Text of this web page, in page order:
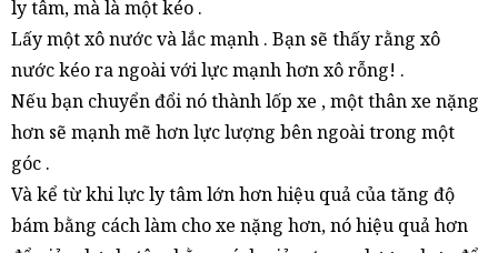
ly tâm, mà là một kéo .
Lấy một xô nước và lắc mạnh . Bạn sẽ thấy rằng xô
nước kéo ra ngoài với lực mạnh hơn xô rỗng! .
Nếu bạn chuyển đổi nó thành lốp xe , một thân xe nặng
hơn sẽ mạnh mẽ hơn lực lượng bên ngoài trong một
góc .
Và kể từ khi lực ly tâm lớn hơn hiệu quả của tăng độ
bám bằng cách làm cho xe nặng hơn, nó hiệu quả hơn